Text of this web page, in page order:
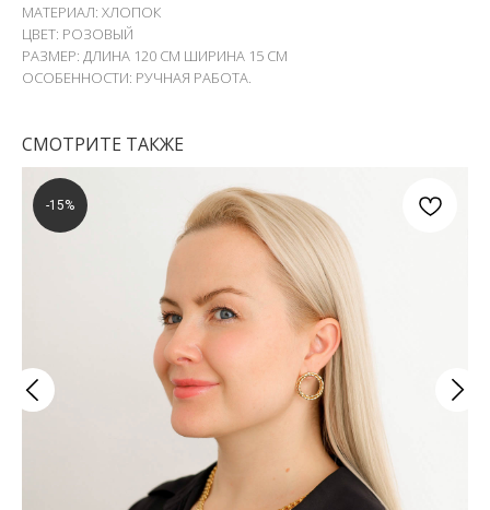
МАТЕРИАЛ: ХЛОПОК
ЦВЕТ: РОЗОВЫЙ
РАЗМЕР: ДЛИНА 120 СМ ШИРИНА 15 СМ
ОСОБЕННОСТИ: РУЧНАЯ РАБОТА.
СМОТРИТЕ ТАКЖЕ
-15%